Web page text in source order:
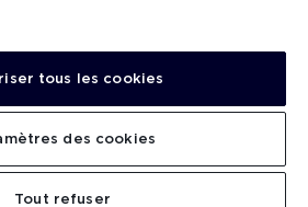
CHERCHER
DE DÉNONCIATION
AVEC NOUS
tous les cookies
Tout refuser
des cookies